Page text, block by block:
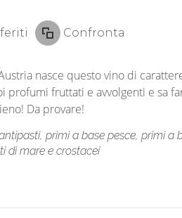
Confronta
nasce questo vino di
profumi fruttati e avvolgenti e sa
Da provare!
primi a base pesce, primi a
di mare e crostacei